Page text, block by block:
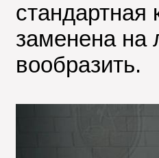
заменена на
вообразить.